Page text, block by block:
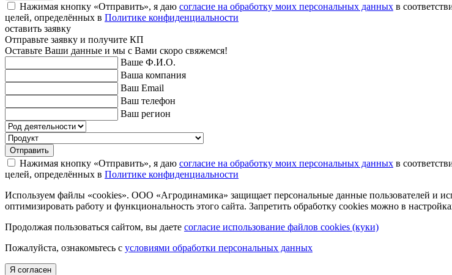
Нажимая кнопку «Отправить», я даю согласие на обработку моих персональных данных в
целей, определённых в Политике конфиденциальности
оставить заявку
Отправьте заявку и получите КП
Оставьте Ваши данные и мы с Вами скоро свяжемся!
Ваше Ф.И.О.
Ваша компания
Ваш Email
Ваш телефон
Ваш регион
Отправить
Нажимая кнопку «Отправить», я даю согласие на обработку моих персональных данных в
целей, определённых в Политике конфиденциальности
Используем файлы «cookies». ООО «Агродинамика» защищает персональные данные пользователей и
оптимизировать работу и функциональность этого сайта. Запретить обработку cookies можно в
Продолжая пользоваться сайтом, вы даете согласие использование файлов cookies (куки)
Пожалуйста, ознакомьтесь с условиями обработки персональных данных
Я согласен